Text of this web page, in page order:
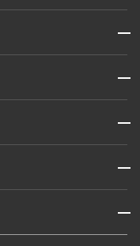
開閉
開閉
開閉
開閉
開閉